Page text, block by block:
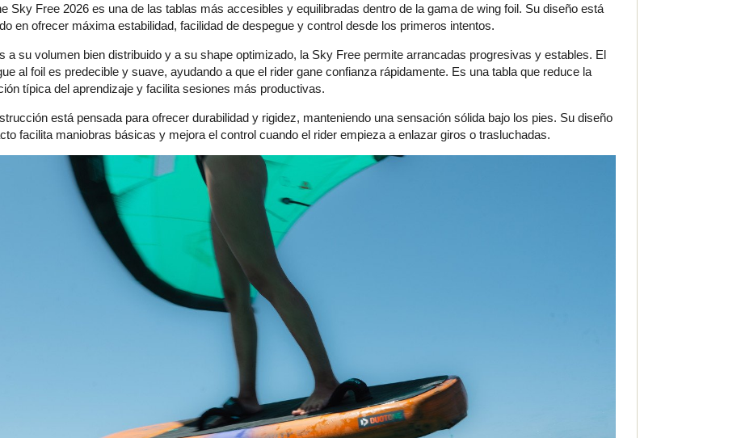
Sky Free 2026 es una de las tablas más accesibles y equilibradas dentro de la gama de wing foil. Su diseño está
en ofrecer máxima estabilidad, facilidad de despegue y control desde los primeros intentos.
a su volumen bien distribuido y a su shape optimizado, la Sky Free permite arrancadas progresivas y estables. El
al foil es predecible y suave, ayudando a que el rider gane confianza rápidamente. Es una tabla que reduce la
típica del aprendizaje y facilita sesiones más productivas.
está pensada para ofrecer durabilidad y rigidez, manteniendo una sensación sólida bajo los pies. Su diseño
facilita maniobras básicas y mejora el control cuando el rider empieza a enlazar giros o trasluchadas.